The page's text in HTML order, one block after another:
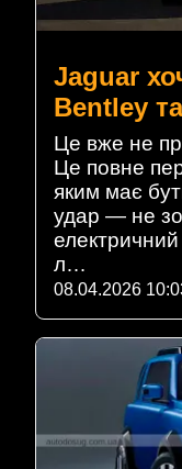
Jaguar
Bentley
Це вже не
Це повне
яким має
удар — не
л…
08.04.2026